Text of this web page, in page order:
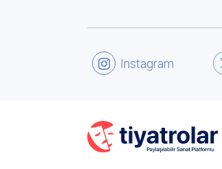
Instagram